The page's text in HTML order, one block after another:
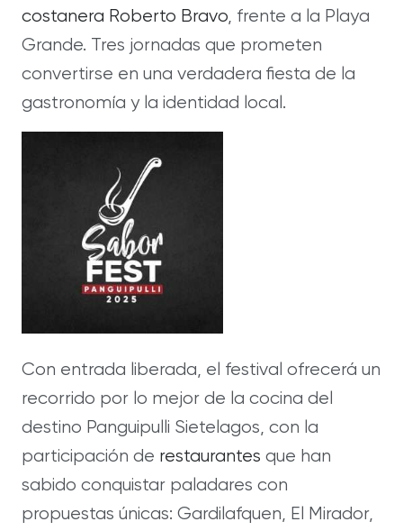
costanera Roberto Bravo, frente a la Playa
Grande. Tres jornadas que prometen
convertirse en una verdadera fiesta de la
gastronomía y la identidad local.
Con entrada liberada, el festival ofrecerá un
recorrido por lo mejor de la cocina del
destino Panguipulli Sietelagos, con la
participación de restaurantes que han
sabido conquistar paladares con
propuestas únicas: Gardilafquen, El Mirador,